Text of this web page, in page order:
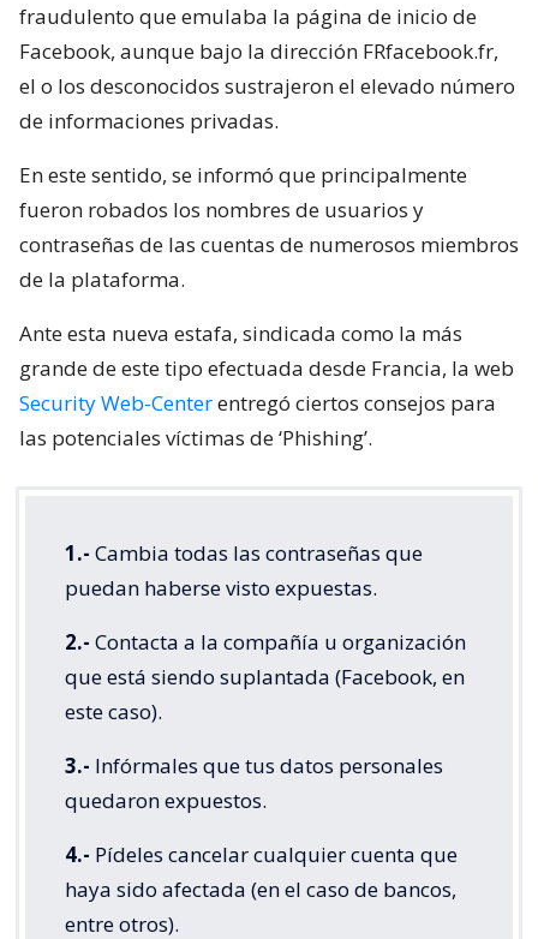
fraudulento que emulaba la página de inicio de
Facebook, aunque bajo la dirección FRfacebook.fr,
el o los desconocidos sustrajeron el elevado número
de informaciones privadas.
En este sentido, se informó que principalmente
fueron robados los nombres de usuarios y
contraseñas de las cuentas de numerosos miembros
de la plataforma.
Ante esta nueva estafa, sindicada como la más
grande de este tipo efectuada desde Francia, la web
Security Web-Centerentregó ciertos consejos para
las potenciales víctimas de ‘Phishing’.
1.- Cambia todas las contraseñas que
puedan haberse visto expuestas.
2.- Contacta a la compañía u organización
que está siendo suplantada (Facebook, en
este caso).
3.- Infórmales que tus datos personales
quedaron expuestos.
4.- Pídeles cancelar cualquier cuenta que
haya sido afectada (en el caso de bancos,
entre otros).